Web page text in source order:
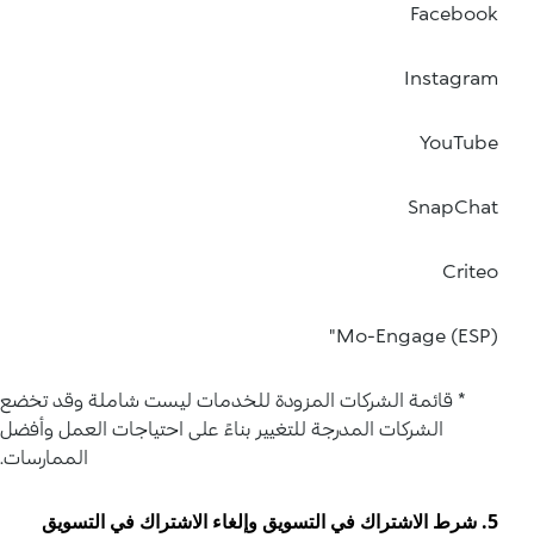
Facebook
Instagram
YouTube
SnapChat
Criteo
Mo-Engage (ESP)"
* قائمة الشركات المزودة للخدمات ليست شاملة وقد تخضع
الشركات المدرجة للتغيير بناءً على احتياجات العمل وأفضل
الممارسات.